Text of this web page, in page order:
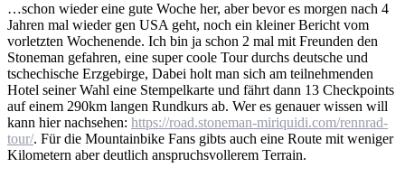
…schon wieder eine gute Woche her, aber bevor es morgen nach 4
Jahren mal wieder gen USA geht, noch ein kleiner Bericht vom
vorletzten Wochenende. Ich bin ja schon 2 mal mit Freunden den
Stoneman gefahren, eine super coole Tour durchs deutsche und
tschechische Erzgebirge, Dabei holt man sich am teilnehmenden
Hotel seiner Wahl eine Stempelkarte und fährt dann 13 Checkpoints
auf einem 290km langen Rundkurs ab. Wer es genauer wissen will
kann hier nachsehen: https://road.stoneman-miriquidi.com/rennrad-
tour/. Für die Mountainbike Fans gibts auch eine Route mit weniger
Kilometern aber deutlich anspruchsvollerem Terrain.